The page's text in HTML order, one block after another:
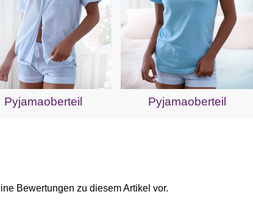
Pyjamaoberteil Pyjamaoberteil
Bewertungen zu diesem Artikel vor.